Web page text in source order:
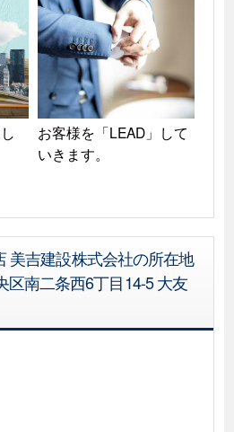
お客様を「LEAD」して
いきます。
美吉建設株式会社の所在地
区南二条西6丁目14-5 大友